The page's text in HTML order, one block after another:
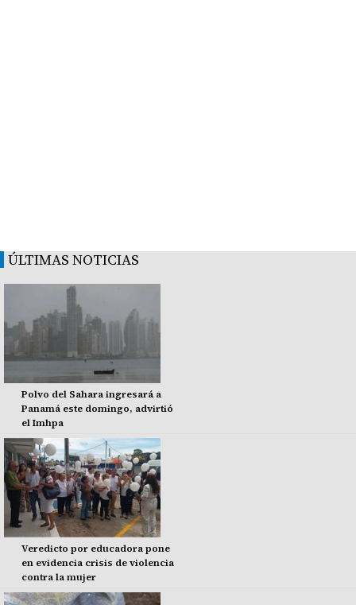
ÚLTIMAS NOTICIAS
Polvo del Sahara ingresará a
Panamá este domingo, advirtió
el Imhpa
Veredicto por educadora pone
en evidencia crisis de violencia
contra la mujer